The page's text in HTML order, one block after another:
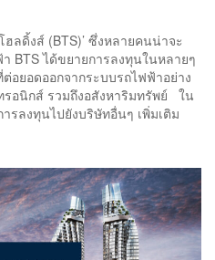
ลดิ้งส์ (BTS)’ ซึ่งหลายคนน่าจะ
BTS ได้ขยายการลงทุนในหลายๆ
อยอดออกจากระบบรถไฟฟ้าอย่าง
อนิกส์ รวมถึงอสังหาริมทรัพย์ ใน
รลงทุนไปยังบริษัทอื่นๆ เพิ่มเติม